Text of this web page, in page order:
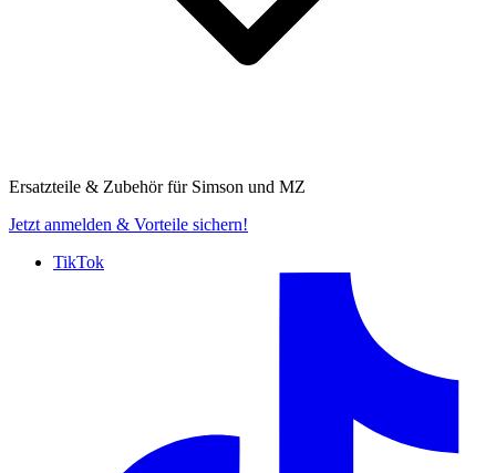
Ersatzteile & Zubehör für Simson und MZ
Jetzt anmelden & Vorteile sichern!
TikTok